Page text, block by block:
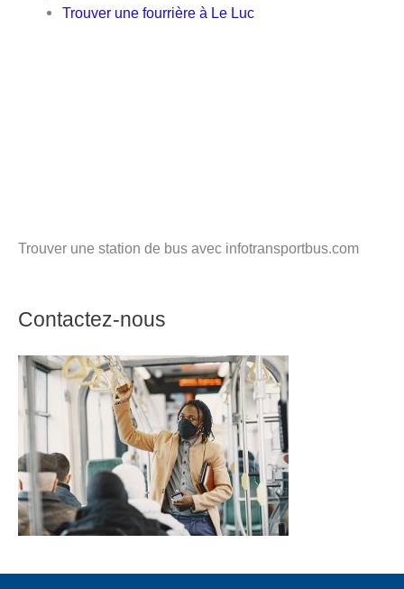
Trouver une fourrière à Le Luc
Trouver une station de bus avec infotransportbus.com
Contactez-nous